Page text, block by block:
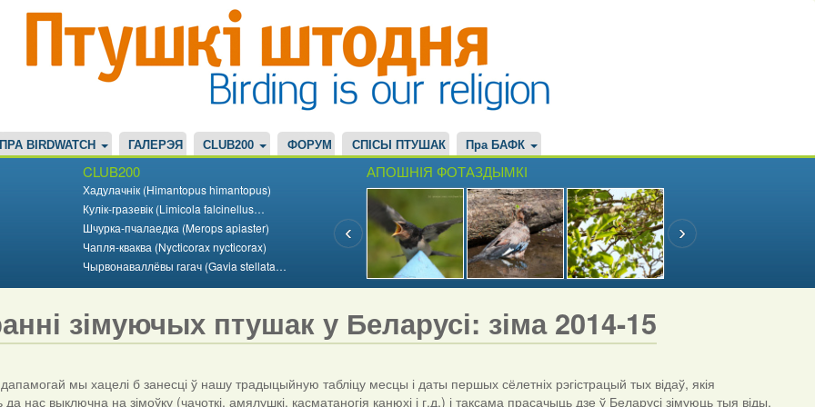
ПРА BIRDWATCH ГАЛЕРЭЯ CLUB200 ФОРУМ СПІСЫ ПТУШАК Пра БАФК
CLUB200
Хадулачнік (Himantopus himantopus)
Кулік-гразевік (Limicola falcinellus…
Шчурка-пчалаедка (Merops apiaster)
Чапля-кваква (Nycticorax nycticorax)
Чырвонаваллёвы гагач (Gavia stellata…
АПОШНІЯ ФОТАЗДЫМКІ
зімуючых птушак у Беларусі: зіма 2014-15
мы хацелі б занесці ў нашу традыцыйную табліцу месцы і даты першых сёлетніх рэгістрацый тых відаў, якія
нас выключна на зімоўку (чачоткі, амялушкі, касматаногія канюхі і г.д.) і таксама прасачыць дзе ў Беларусі зімуюць тыя віды,